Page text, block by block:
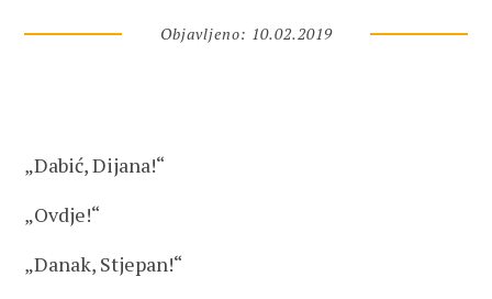
Objavljeno: 10.02.2019
„Dabić, Dijana!“
„Ovdje!“
„Danak, Stjepan!“